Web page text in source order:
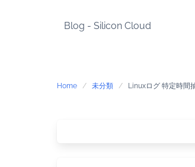
Blog - Silicon Cloud
Home 未分類 Linuxログ 特定時間